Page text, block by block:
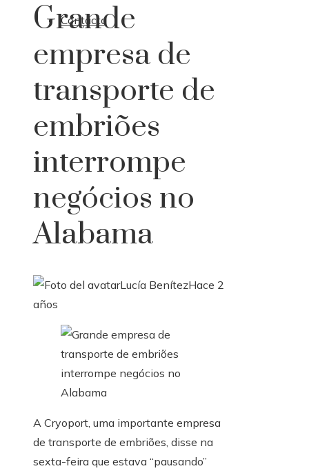
Contacto
Grande
empresa de
transporte de
embriões
interrompe
negócios no
Alabama
Lucía BenítezHace 2
años
A Cryoport, uma importante empresa
de transporte de embriões, disse na
sexta-feira que estava “pausando”